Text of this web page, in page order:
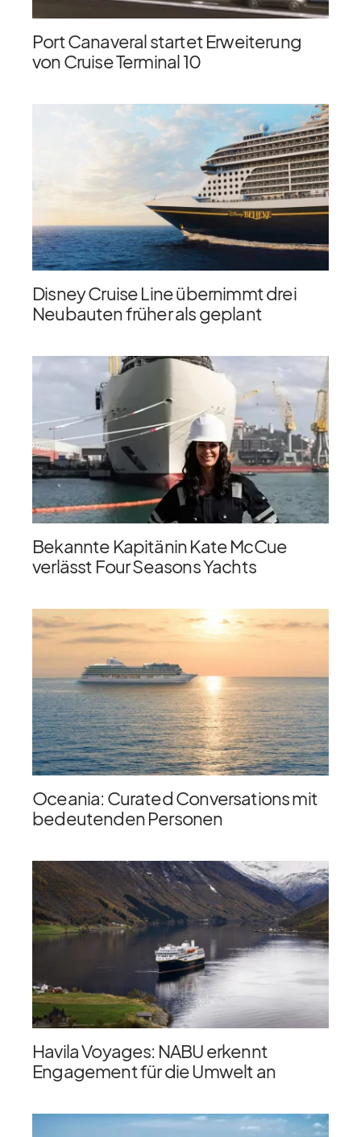
Port Canaveral startet Erweiterung
von Cruise Terminal 10
Disney Cruise Line übernimmt drei
Neubauten früher als geplant
Bekannte Kapitänin Kate McCue
verlässt Four Seasons Yachts
Oceania: Curated Conversations mit
bedeutenden Personen
Havila Voyages: NABU erkennt
Engagement für die Umwelt an